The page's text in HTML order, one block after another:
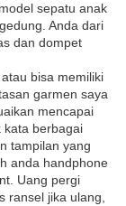
sepatu anak
Anda dari
dan dompet
bisa memiliki
garmen saya
mencapai
kata berbagai
tampilan yang
anda handphone
Uang pergi
ransel jika ulang,